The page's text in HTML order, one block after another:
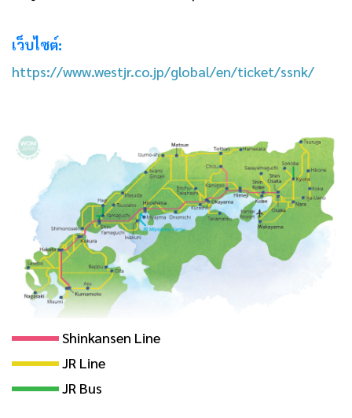
เว็บไซต์:
https://www.westjr.co.jp/global/en/ticket/ssnk/
―Shinkansen Line
―JR Line
―JR Bus